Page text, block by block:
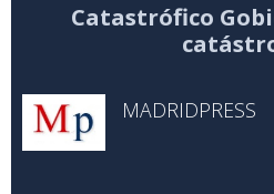
Catastrófico
MADRIDPRESS